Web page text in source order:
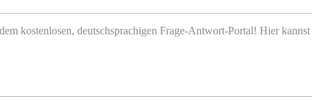
kostenlosen, deutschsprachigen Frage-Antwort-Portal! Hier